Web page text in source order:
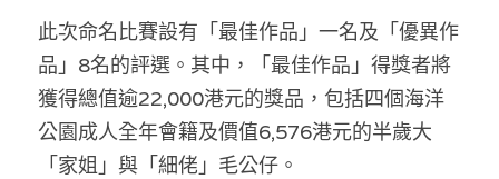
馮煒光專欄
趙處機專欄
KOL 精選
關於我們
此次命名比賽設有「最佳作品」一名及「優異作
品」8名的評選。其中，「最佳作品」得獎者將
獲得總值逾22,000港元的獎品，包括四個海洋
公園成人全年會籍及價值6,576港元的半歲大
「家姐」與「細佬」毛公仔。